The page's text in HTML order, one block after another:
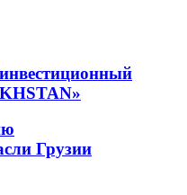
Грузии